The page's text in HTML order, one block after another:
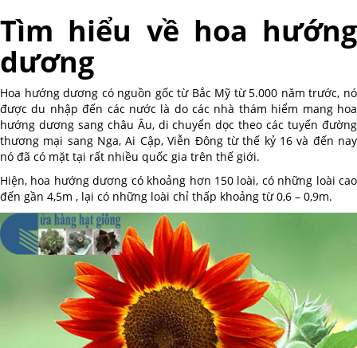
Tìm hiểu về hoa hướng
dương
Hoa hướng dương có nguồn gốc từ Bắc Mỹ từ 5.000 năm trước, nó
được du nhập đến các nước là do các nhà thám hiểm mang hoa
hướng dương sang châu Âu, di chuyển dọc theo các tuyến đường
thương mại sang Nga, Ai Cập, Viễn Đông từ thế kỷ 16 và đến nay
nó đã có mặt tại rất nhiều quốc gia trên thế giới.
Hiện, hoa hướng dương có khoảng hơn 150 loài, có những loài cao
đến gần 4,5m , lại có những loài chỉ thấp khoảng từ 0,6 – 0,9m.